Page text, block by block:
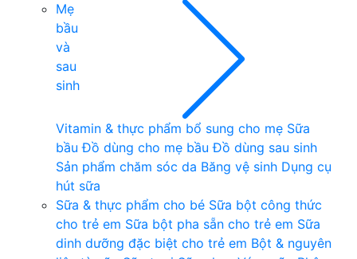
Mẹ
bầu
và
sau
sinh
Vitamin & thực phẩm bổ sung cho mẹ Sữa
bầu Đồ dùng cho mẹ bầu Đồ dùng sau sinh
Sản phẩm chăm sóc da Băng vệ sinh Dụng cụ
hút sữa
Sữa & thực phẩm cho bé Sữa bột công thức
cho trẻ em Sữa bột pha sẵn cho trẻ em Sữa
dinh dưỡng đặc biệt cho trẻ em Bột & nguyên